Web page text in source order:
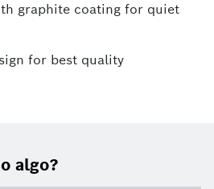
graphite coating for quiet
for best quality
algo?